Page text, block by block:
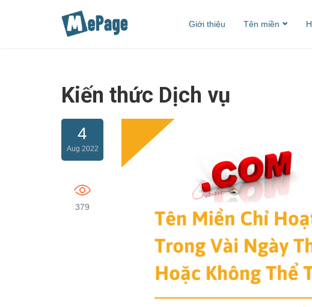
Giới thiệu Tên miền
Kiến thức Dịch vụ
4
Aug 2022
379